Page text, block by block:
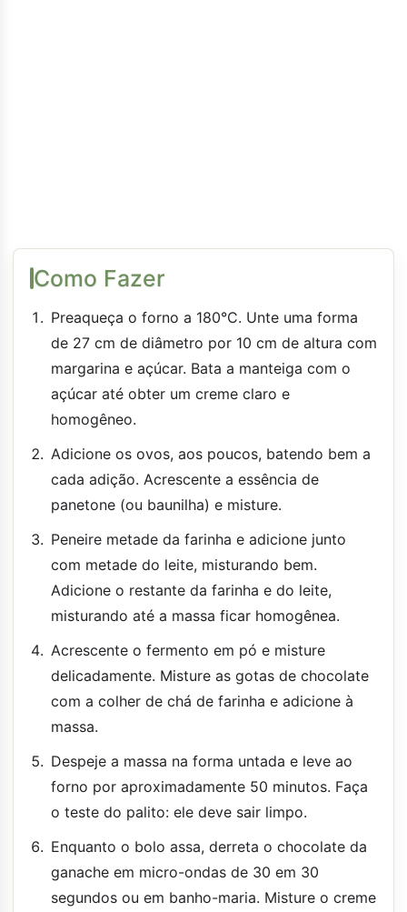
Como Fazer
Preaqueça o forno a 180°C. Unte uma forma
de 27 cm de diâmetro por 10 cm de altura com
margarina e açúcar. Bata a manteiga com o
açúcar até obter um creme claro e
homogêneo.
Adicione os ovos, aos poucos, batendo bem a
cada adição. Acrescente a essência de
panetone (ou baunilha) e misture.
Peneire metade da farinha e adicione junto
com metade do leite, misturando bem.
Adicione o restante da farinha e do leite,
misturando até a massa ficar homogênea.
Acrescente o fermento em pó e misture
delicadamente. Misture as gotas de chocolate
com a colher de chá de farinha e adicione à
massa.
Despeje a massa na forma untada e leve ao
forno por aproximadamente 50 minutos. Faça
o teste do palito: ele deve sair limpo.
Enquanto o bolo assa, derreta o chocolate da
ganache em micro-ondas de 30 em 30
segundos ou em banho-maria. Misture o creme